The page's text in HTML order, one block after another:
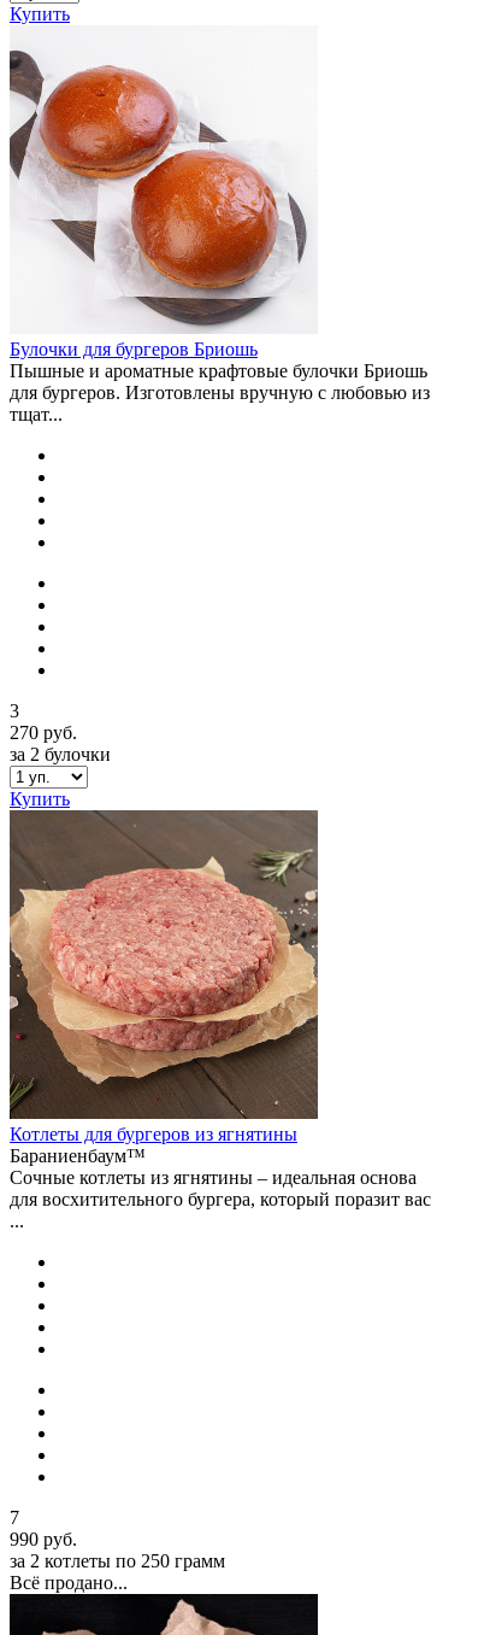
Купить
Булочки для бургеров Бриошь
Пышные и ароматные крафтовые булочки Бриошь
для бургеров. Изготовлены вручную с любовью из
тщат...
3
270 руб.
за 2 булочки
Купить
Котлеты для бургеров из ягнятины
Бараниенбаум™
Сочные котлеты из ягнятины – идеальная основа
для восхитительного бургера, который поразит вас
...
7
990 руб.
за 2 котлеты по 250 грамм
Всё продано...